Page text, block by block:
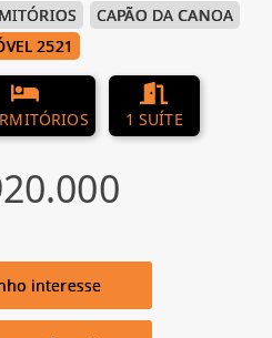
CAPÃO DA CANOA
2521
1 SUÍTE
interesse